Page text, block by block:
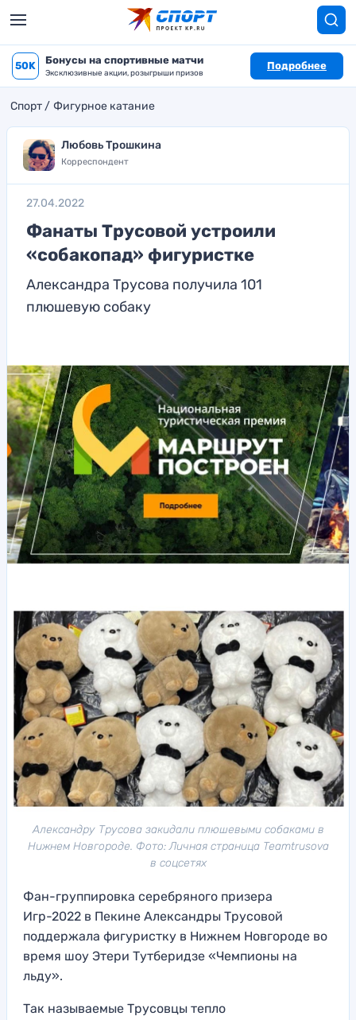
50K Бонусы на спортивные матчи
Эксклюзивные акции, розыгрыши призов
Подробнее
Спорт Фигурное катание
Любовь Трошкина
Корреспондент
27.04.2022
Фанаты Трусовой устроили
«собакопад» фигуристке
Александра Трусова получила 101
плюшевую собаку
Александру Трусова закидали плюшевыми собаками в
Нижнем Новгороде. Фото: Личная страница Teamtrusova
в соцсетях
Фан-группировка серебряного призера
Игр-2022 в Пекине Александры Трусовой
поддержала фигуристку в Нижнем Новгороде во
время шоу Этери Тутберидзе «Чемпионы на
льду».
Так называемые Трусовцы тепло